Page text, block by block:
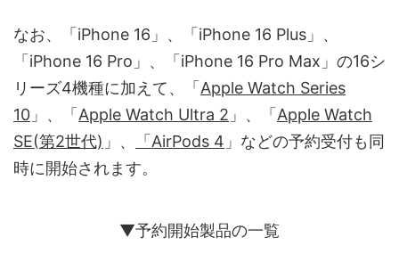
なお、「iPhone 16」、「iPhone 16 Plus」、
「iPhone 16 Pro」、「iPhone 16 Pro Max」の16シ
リーズ4機種に加えて、「 Apple Watch Series
10 」、「 Apple Watch Ultra 2 」、「 Apple Watch
SE(第2世代) 」、 「AirPods 4 」などの予約受付も同
時に開始されます。
▼予約開始製品の一覧